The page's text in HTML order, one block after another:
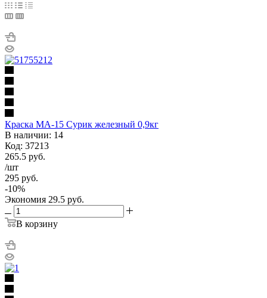
Краска МА-15 Сурик железный 0,9кг
В наличии: 14
Код: 37213
265.5 руб.
/шт
295 руб.
-10%
Экономия 29.5 руб.
В корзину